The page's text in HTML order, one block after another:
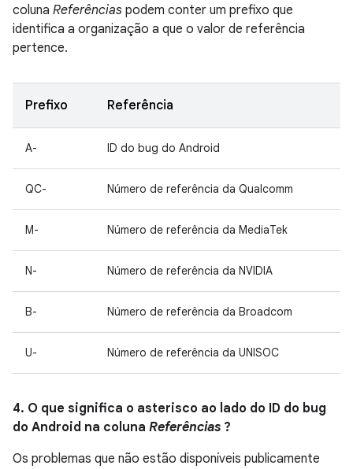
coluna Referências podem conter um prefixo que
identifica a organização a que o valor de referência
pertence.
Prefixo Referência
A- ID do bug do Android
QC- Número de referência da Qualcomm
M- Número de referência da MediaTek
N- Número de referência da NVIDIA
B- Número de referência da Broadcom
U- Número de referência da UNISOC
4. O que significa o asterisco ao lado do ID do bug
do Android na coluna Referências ?
Os problemas que não estão disponíveis publicamente